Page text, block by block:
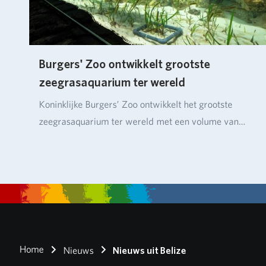
Burgers' Zoo ontwikkelt grootste
zeegrasaquarium ter wereld
Koninklijke Burgers’ Zoo ontwikkelt het grootste
zeegrasaquarium ter wereld met een volume van
Home Nieuws Nieuws uit Belize